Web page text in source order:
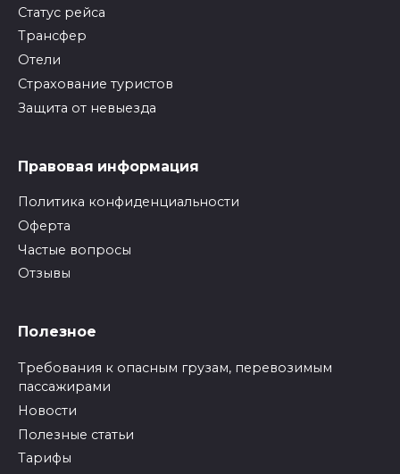
Статус рейса
Трансфер
Отели
Страхование туристов
Защита от невыезда
Правовая информация
Политика конфиденциальности
Оферта
Частые вопросы
Отзывы
Полезное
Требования к опасным грузам, перевозимым
пассажирами
Новости
Полезные статьи
Тарифы